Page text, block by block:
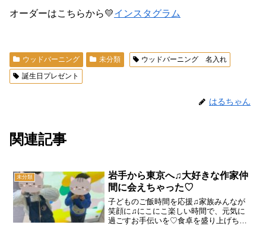
オーダーはこちらから💛インスタグラム
ウッドバーニング 未分類
ウッドバーニング 名入れ
誕生日プレゼント
はるちゃん
関連記事
未分類
岩手から東京へ♫大好きな作家仲
間に会えちゃった♡
子どものご飯時間を応援♫家族みんなが
笑顔に♫にこにこ楽しい時間で、元気に
過ごすお手伝いを♡食卓を盛り上げちゃ